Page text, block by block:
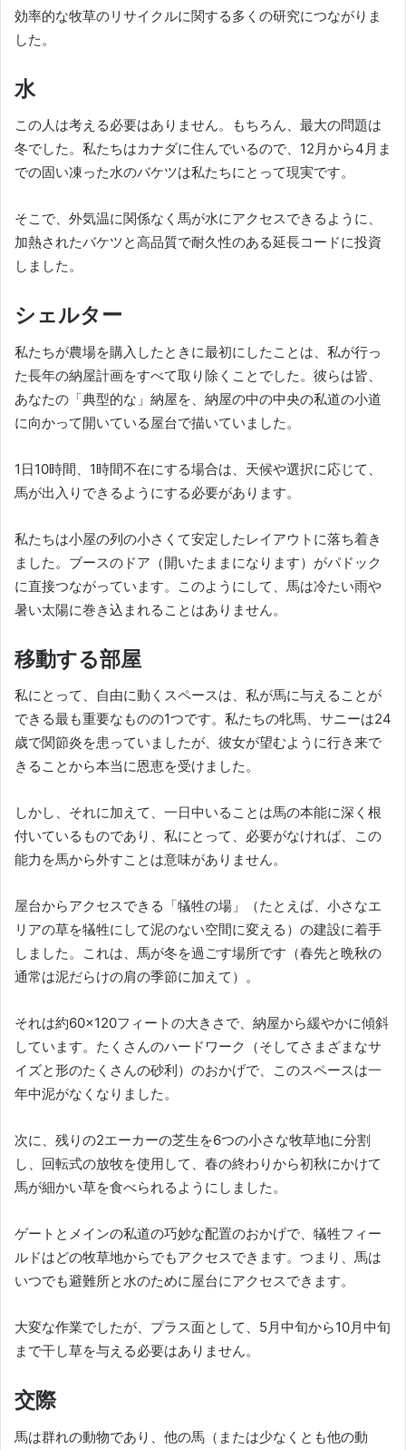
効率的な牧草のリサイクルに関する多くの研究につながりま
した。
水
この人は考える必要はありません。
もちろん、最大の問題は
冬でした。 私たちはカナダに住んでいるので、12月から4月ま
での固い凍った水のバケツは私たちにとって現実です。
そこで、外気温に関係なく馬が水にアクセスできるように、
加熱されたバケツと高品質で耐久性のある延長コードに投資
しました。
シェルター
私たちが農場を購入したときに最初にしたことは、私が行っ
た長年の納屋計画をすべて取り除くことでした。 彼らは皆、
あなたの「典型的な」納屋を、納屋の中の中央の私道の小道
に向かって開いている屋台で描いていました。
1日10時間、1時間不在にする場合は、天候や選択に応じて、
馬が出入りできるようにする必要があります。
私たちは小屋の列の小さくて安定したレイアウトに落ち着き
ました。ブースのドア（開いたままになります）がパドック
に直接つながっています。
このようにして、馬は冷たい雨や
暑い太陽に巻き込まれることはありません。
移動する部屋
私にとって、自由に動くスペースは、私が馬に与えることが
できる最も重要なものの1つです。 私たちの牝馬、サニーは24
歳で関節炎を患っていましたが、彼女が望むように行き来で
きることから本当に恩恵を受けました。
しかし、それに加えて、一日中いることは馬の本能に深く根
付いているものであり、私にとって、必要がなければ、この
能力を馬から外すことは意味がありません。
屋台からアクセスできる「犠牲の場」（たとえば、小さなエ
リアの草を犠牲にして泥のない空間に変える）の建設に着手
しました。
これは、馬が冬を過ごす場所です（春先と晩秋の
通常は泥だらけの肩の季節に加えて）。
それは約60×120フィートの大きさで、納屋から緩やかに傾斜
しています。 たくさんのハードワーク（そしてさまざまなサ
イズと形のたくさんの砂利）のおかげで、このスペースは一
年中泥がなくなりました。
次に、残りの2エーカーの芝生を6つの小さな牧草地に分割
し、回転式の放牧を使用して、春の終わりから初秋にかけて
馬が細かい草を食べられるようにしました。
ゲートとメインの私道の巧妙な配置のおかげで、犠牲フィー
ルドはどの牧草地からでもアクセスできます。つまり、馬は
いつでも避難所と水のために屋台にアクセスできます。
大変な作業でしたが、プラス面として、5月中旬から10月中旬
まで干し草を与える必要はありません。
交際
馬は群れの動物であり、他の馬（または少なくとも他の動